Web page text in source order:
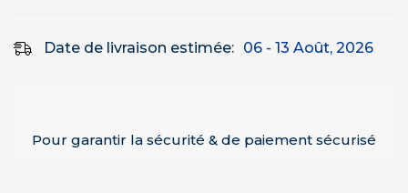
Date de livraison estimée: 06 - 13 Août, 2026
Pour garantir la sécurité & de paiement sécurisé